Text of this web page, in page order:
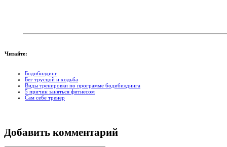
Читайте:
Бодибилдинг
Бег трусцой и ходьба
Виды тренировки по программе бодибилдинга
5 причин заняться фитнесом
Сам себе тренер
Добавить комментарий